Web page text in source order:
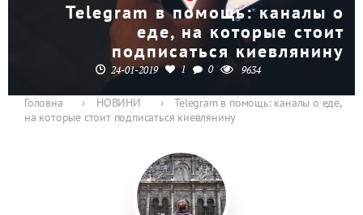
Telegram в помощь: каналы о
еде, на которые стоит
подписаться киевлянину
24-01-2019 1 0 9634
Головна › НОВИНИ ›
Telegram в помощь: каналы о еде,
на которые стоит подписаться киевлянину